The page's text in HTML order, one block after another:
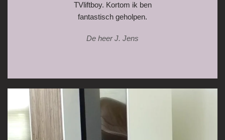
TVliftboy. Kortom ik ben
fantastisch geholpen.
De heer J. Jens